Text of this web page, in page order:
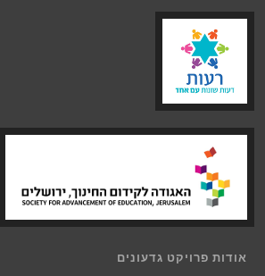
אודות פרויקט גדעונים